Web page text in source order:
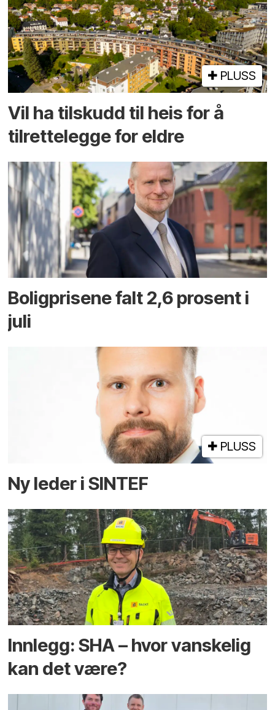
PLUSS
Vil ha tilskudd til heis for å
tilrettelegge for eldre
Boligprisene falt 2,6 prosent i
juli
PLUSS
Ny leder i SINTEF
Innlegg: SHA – hvor vanskelig
kan det være?